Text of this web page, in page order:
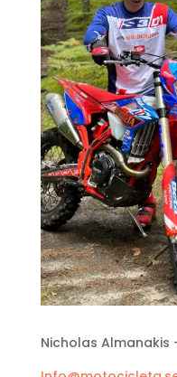
Nicholas Almanakis